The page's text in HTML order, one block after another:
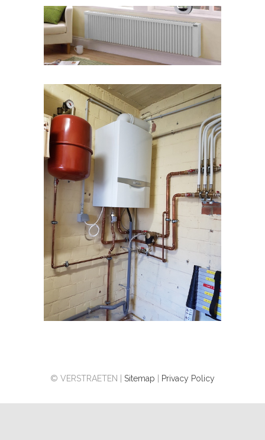
© VERSTRAETEN | Sitemap Privacy Policy